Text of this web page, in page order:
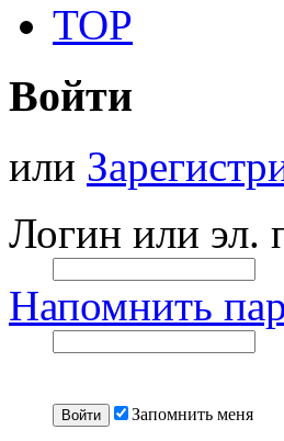
TOP
Войти
или
Логин или эл.
Напомнить
Запомнить меня